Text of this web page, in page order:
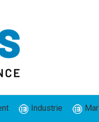
Industrie